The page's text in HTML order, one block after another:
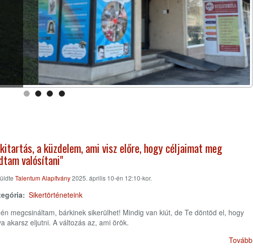
a küzdelem, ami visz előre, hogy céljaimat meg
valósítani"
Talentum Alapítvány2025. április 10-én 12:10-kor.
Sikertörténeteink
megcsináltam, bárkinek sikerülhet! Mindig van kiút, de Te döntöd el, hogy
akarsz eljutni. A változás az, ami örök.
Tovább